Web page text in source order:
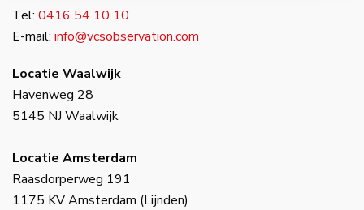
Tel: 0416 54 10 10
E-mail: info@vcsobservation.com
Locatie Waalwijk
Havenweg 28
5145 NJ Waalwijk
Locatie Amsterdam
Raasdorperweg 191
1175 KV Amsterdam (Lijnden)